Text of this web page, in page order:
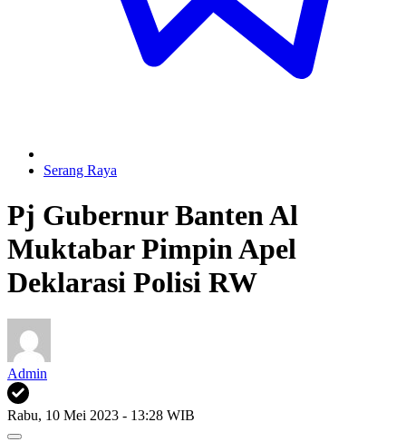
Serang Raya
Pj Gubernur Banten Al
Muktabar Pimpin Apel
Deklarasi Polisi RW
Admin
Rabu, 10 Mei 2023 - 13:28 WIB